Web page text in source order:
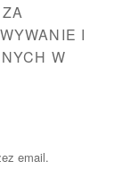
I
W
email.